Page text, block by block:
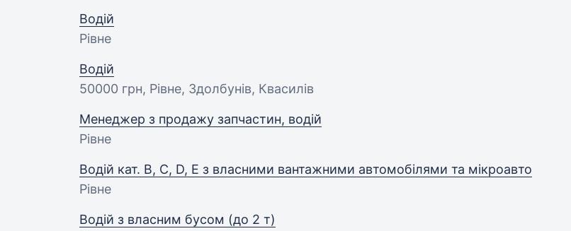
Водій
Рівне
Водій
50000 грн, Рівне, Здолбунів, Квасилів
Менеджер з продажу запчастин, водій
Рівне
Водій кат. В, С, D, Е з власними вантажними автомобілями та мікроавто
Рівне
Водій з власним бусом (до 2 т)